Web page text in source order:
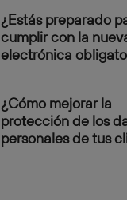
¿Estás preparado
cumplir con la
electrónica
¿Cómo mejorar la
protección de los
personales de tus